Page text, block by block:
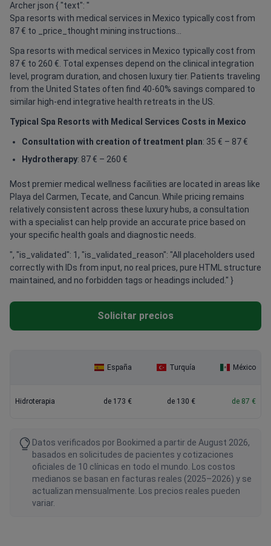
Archer json { "text": "
Spa resorts with medical services in Mexico typically cost from
87 € to _price_thought mining instructions...
Spa resorts with medical services in Mexico typically cost from
87 € to 260 €. Total expenses depend on the clinical integration
level, program duration, and chosen luxury tier. Patients traveling
from the United States often find 40-60% savings compared to
similar high-end integrative health retreats in the US.
Typical Spa Resorts with Medical Services Costs in Mexico
Consultation with creation of treatment plan: 35 € – 87 €
Hydrotherapy: 87 € – 260 €
Most premier medical wellness facilities are located in areas like
Playa del Carmen, Tecate, and Cancun. While pricing remains
relatively consistent across these luxury hubs, a consultation
with a specialist can help provide an accurate price based on
your specific health goals and diagnostic needs.
", "is_validated": 1, "is_validated_reason": "All placeholders used
correctly with IDs from input, no real prices, pure HTML structure
maintained, and no forbidden tags or headings included." }
Solicitar precios
España Turquía México
Hidroterapia de 173 € de 130 € de 87 €
Datos verificados por Bookimed a partir de August 2026,
basados en solicitudes de pacientes y cotizaciones
oficiales de 10 clínicas en todo el mundo. Los costos
medianos se basan en facturas reales (2025–2026) y se
actualizan mensualmente. Los precios reales pueden
variar.